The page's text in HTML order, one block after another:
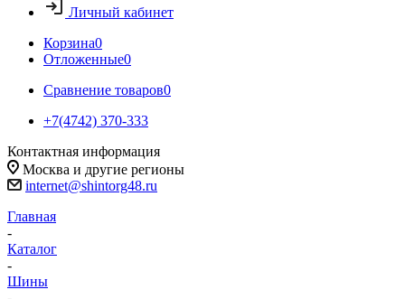
Личный кабинет
Корзина0
Отложенные0
Сравнение товаров0
+7(4742) 370-333
Контактная информация
Москва и другие регионы
internet@shintorg48.ru
Главная
-
Каталог
-
Шины